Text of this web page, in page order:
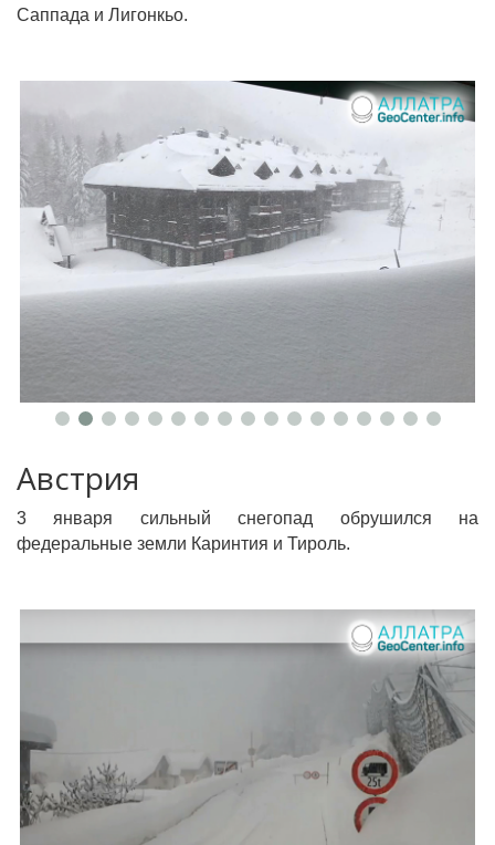
Саппада и Лигонкьо.
Австрия
3 января сильный снегопад обрушился на
федеральные земли Каринтия и Тироль.